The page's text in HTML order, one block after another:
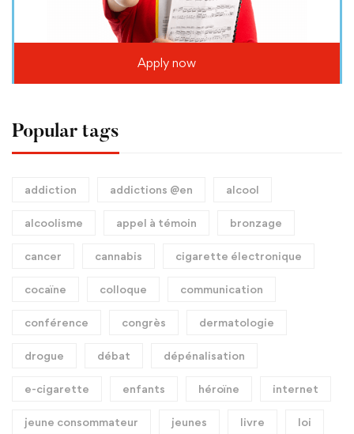
Apply now
Popular tags
addiction addictions @en alcool
alcoolisme appel à témoin bronzage
cancer cannabis cigarette électronique
cocaïne colloque communication
conférence congrès dermatologie
drogue débat dépénalisation
e-cigarette enfants héroïne internet
jeune consommateur jeunes livre loi